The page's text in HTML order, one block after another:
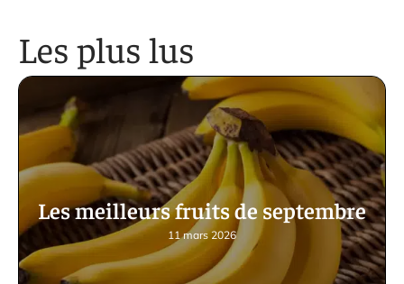
Les plus lus
Les meilleurs fruits de septembre
11 mars 2026